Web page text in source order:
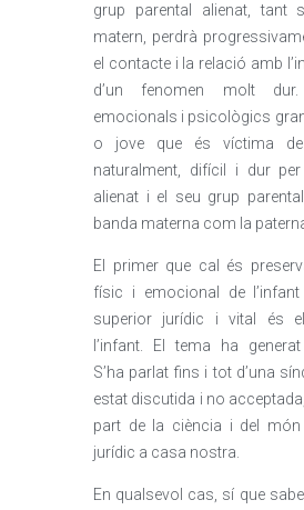
grup parental alienat, tant
matern, perdrà
el contacte i la relació amb
d’un fenomen molt
emocionals i psicològics
o jove que és víctima de
naturalment, difícil i dur
alienat i el seu grup
banda materna com la
El primer que cal és
físic i emocional de
superior jurídic i vital és
l’infant. El tema ha
S’ha parlat fins i tot d’una
estat discutida i no
part de la ciència i del
jurídic a casa nostra.
En qualsevol cas, sí que